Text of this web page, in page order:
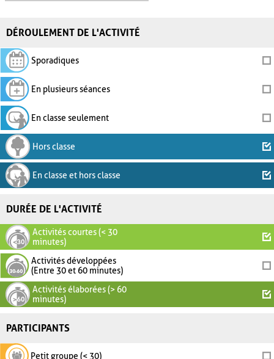
DÉROULEMENT DE L'ACTIVITÉ
Sporadiques
En plusieurs séances
En classe seulement
Hors classe
En classe et hors classe
DURÉE DE L'ACTIVITÉ
Activités courtes (< 30
minutes)
Activités développées
(Entre 30 et 60 minutes)
Activités élaborées (> 60
minutes)
PARTICIPANTS
Petit groupe (< 30)